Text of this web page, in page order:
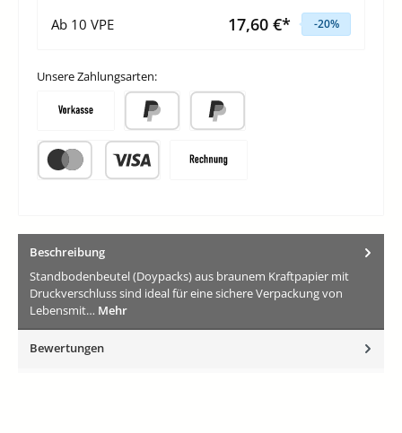
Ab 10 VPE 17,60 €* -20%
Unsere Zahlungsarten:
Vorkasse PayPal
Beschreibung
Standbodenbeutel (Doypacks) aus braunem Kraftpapier mit
Druckverschluss sind ideal für eine sichere Verpackung von
Lebensmit… Mehr
Bewertungen